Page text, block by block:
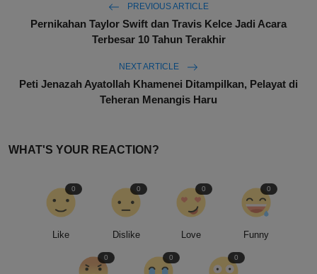
PREVIOUS ARTICLE
Pernikahan Taylor Swift dan Travis Kelce Jadi Acara
Terbesar 10 Tahun Terakhir
NEXT ARTICLE
Peti Jenazah Ayatollah Khamenei Ditampilkan, Pelayat di
Teheran Menangis Haru
WHAT'S YOUR REACTION?
Like
0
Dislike
0
Love
0
Funny
0
0 0 0